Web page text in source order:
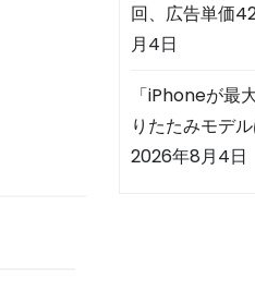
回、広告単価
月4日
「iPhoneが
りたたみモデ
2026年8月4日